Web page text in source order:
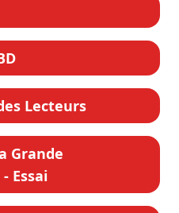
Lecteurs
Grande
Essai